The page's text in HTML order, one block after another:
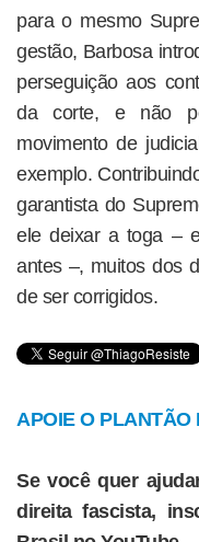
para o mesmo
gestão, Barbosa
perseguição aos
da corte, e não
movimento de
exemplo.
garantista do
ele deixar a toga –
antes –, muitos dos
de ser corrigidos.
APOIE O
Se você quer
direita fascista,